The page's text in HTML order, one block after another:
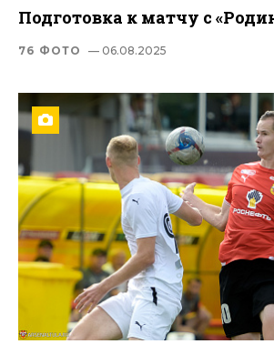
Подготовка к матчу с
76 ФОТО — 06.08.2025